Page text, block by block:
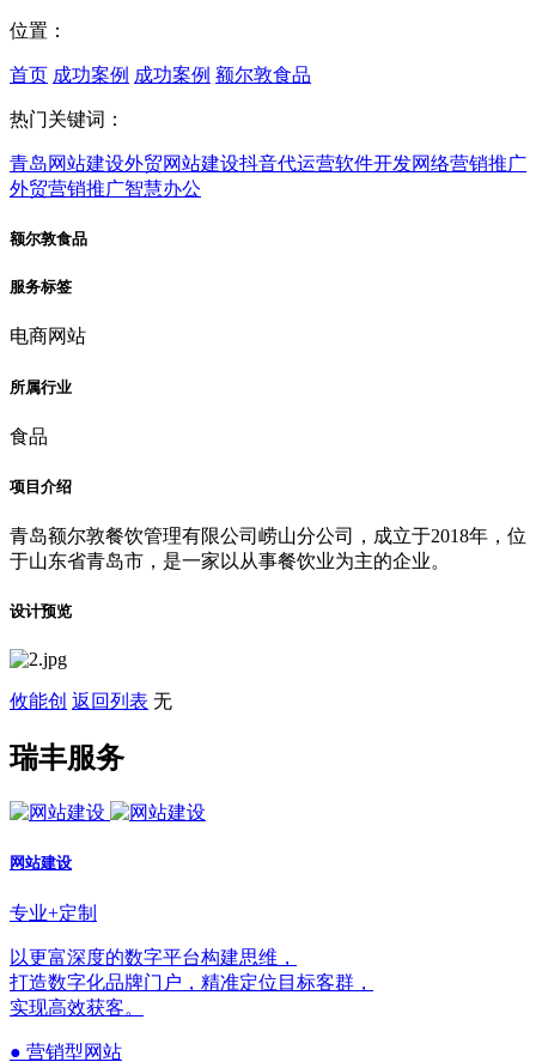
位置：
首页 成功案例 成功案例 额尔敦食品
热门关键词：
青岛网站建设外贸网站建设抖音代运营软件开发网络营销推广
外贸营销推广智慧办公
额尔敦食品
服务标签
电商网站
所属行业
食品
项目介绍
青岛额尔敦餐饮管理有限公司崂山分公司，成立于2018年，位
于山东省青岛市，是一家以从事餐饮业为主的企业。
设计预览
攸能创 返回列表 无
瑞丰服务
网站建设
专业+定制
以更富深度的数字平台构建思维，
打造数字化品牌门户，精准定位目标客群，
实现高效获客。
● 营销型网站